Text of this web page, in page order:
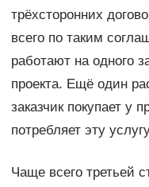
трёхсторонних
всего по таким
работают на одного
проекта. Ещё один
заказчик покупает у
потребляет эту
Чаще всего третьей